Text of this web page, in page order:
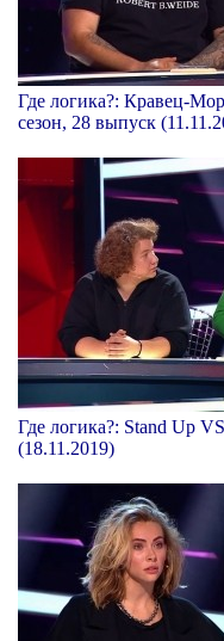
Где логика?: Кравец-
сезон, 28 выпуск
Где логика?: Stand Up
(18.11.2019)